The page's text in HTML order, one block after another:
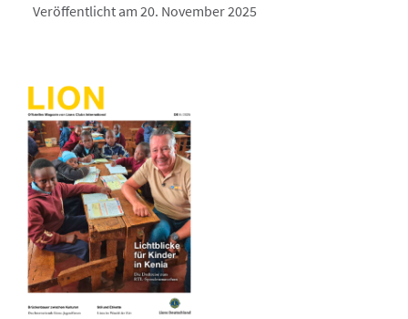
Veröffentlicht am 20. November 2025